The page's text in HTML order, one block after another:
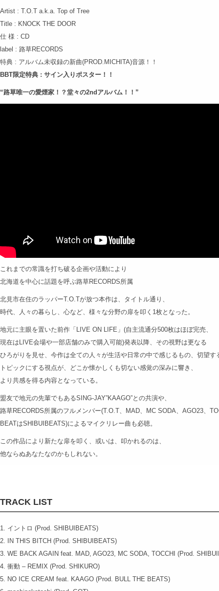
Artist : T.O.T a.k.a. Top of Tree
Title : KNOCK THE DOOR
仕 様 : CD
label : 路草RECORDS
特典 : アルバム未収録の新曲(PROD.MICHITA)音源！！
BBT限定特典 : サイン入りポスター！！
“路草唯一の愛煙家！？堂々の2ndアルバム！！”
これまでの常識を打ち破る企画や活動により
北海道を中心に話題を呼ぶ路草RECORDS所属
北見市在住のラッパーT.O.Tが放つ本作は、タイトル通り、
時代、人々の暮らし、心など、様々な分野の扉を叩く1枚となった。
地元に主眼を置いた前作「LIVE ON LIFE」(自主流通分500枚はほぼ完売、
現在はLIVE会場や一部店舗のみで購入可能)発表以降、その視野は更なる
ひろがりを見せ、今作は全ての人々が生活や日常の中で感じるもの、切望す
トピックにする視点が、どこか懐かしくも切ない感覚の深みに響き、
より共感を得る内容となっている。
盟友で地元の先輩でもあるSING-JAY”KAAGO”との共演や、
路草RECORDS所属のフルメンバー(T.O.T、MAD、MC SODA、AGO23、
BEATはSHIBUIBEATS)によるマイクリレー曲も必聴。
この作品により新たな扉を叩く、或いは、叩かれるのは、
他ならぬあなたなのかもしれない。
TRACK LIST
1. イントロ (Prod. SHIBUIBEATS)
2. IN THIS BITCH (Prod. SHIBUIBEATS)
3. WE BACK AGAIN feat. MAD, AGO23, MC SODA, TOCCHI (Prod.
4. 衝動 – REMIX (Prod. SHIKURO)
5. NO ICE CREAM feat. KAAGO (Prod. BULL THE BEATS)